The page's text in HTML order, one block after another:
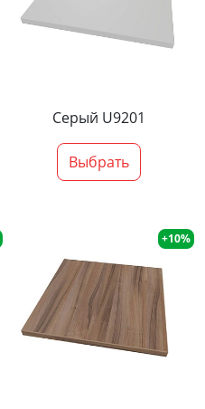
Серый U9201
Выбрать
+10%